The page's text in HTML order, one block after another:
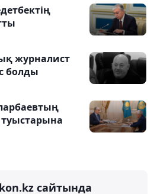
журналист
болды
сайтында